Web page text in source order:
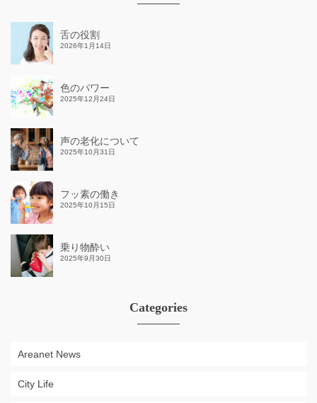
舌の役割
2026年1月14日
色のパワー
2025年12月24日
声の老化について
2025年10月31日
フッ素の働き
2025年10月15日
乗り物酔い
2025年9月30日
Categories
Areanet News
City Life